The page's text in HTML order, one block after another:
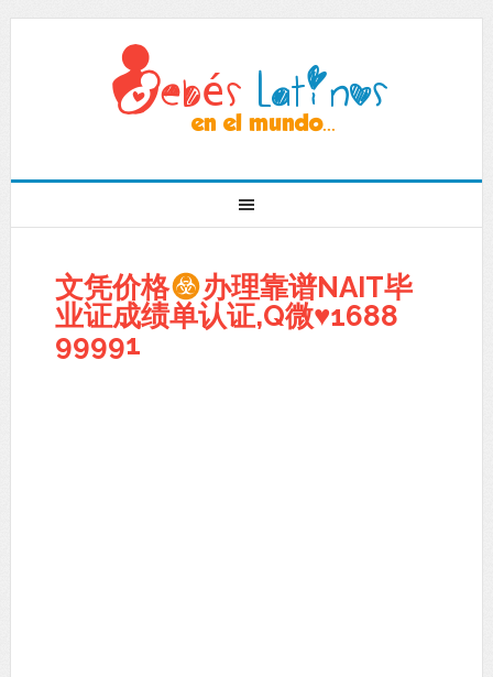
文凭价格
办理靠谱NAIT毕
业证成绩单认证,Q微♥1688
99991